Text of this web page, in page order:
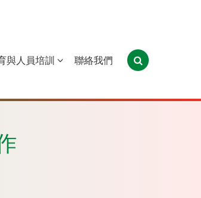
聖多美和普林西比 東帝汶
與人員培訓 聯絡我們